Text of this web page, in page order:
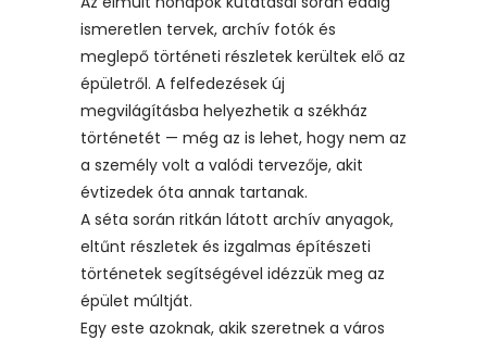
ismeretlen tervek, archív fotók és
meglepő történeti részletek kerültek elő az
épületről. A felfedezések új
megvilágításba helyezhetik a székház
történetét — még az is lehet, hogy nem az
a személy volt a valódi tervezője, akit
évtizedek óta annak tartanak.
A séta során ritkán látott archív anyagok,
eltűnt részletek és izgalmas építészeti
történetek segítségével idézzük meg az
épület múltját.
Egy este azoknak, akik szeretnek a város